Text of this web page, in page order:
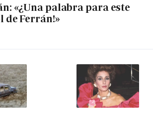
«¿Una palabra para este
de Ferrán!»